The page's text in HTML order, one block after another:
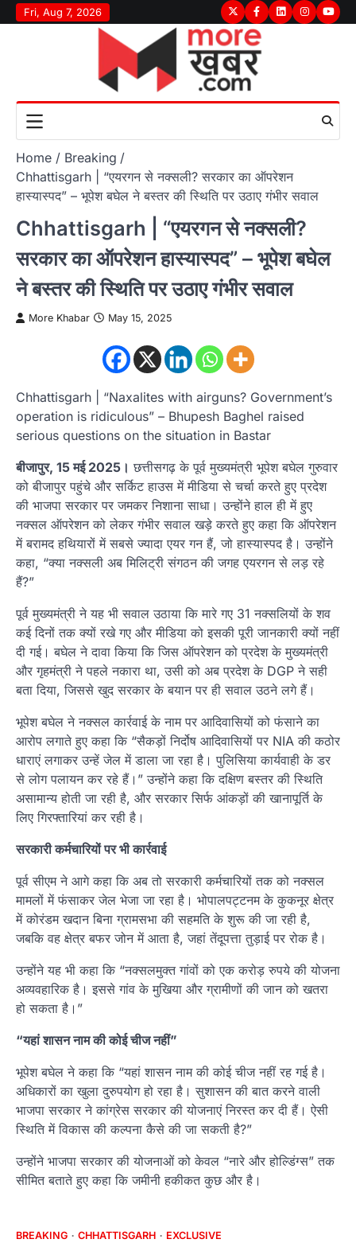
Skip
to
Fri, Aug 7, 2026 TwitterFacebook
LinkedInInstagram
Home
Breaking
Chhattisgarh | “एयरगन से नक्सली? सरकार का ऑपरेशन
हास्यास्पद” – भूपेश बघेल ने बस्तर की स्थिति पर उठाए गंभीर सवाल
Chhattisgarh | “एयरगन से नक्सली?
सरकार का ऑपरेशन हास्यास्पद” – भूपेश बघेल
ने बस्तर की स्थिति पर उठाए गंभीर सवाल
More Khabar May 15, 2025
Chhattisgarh | “Naxalites with airguns? Government’s
operation is ridiculous” – Bhupesh Baghel raised
serious questions on the situation in Bastar
बीजापुर, 15 मई 2025। छत्तीसगढ़ के पूर्व मुख्यमंत्री भूपेश बघेल गुरुवार
को बीजापुर पहुंचे और सर्किट हाउस में मीडिया से चर्चा करते हुए प्रदेश
की भाजपा सरकार पर जमकर निशाना साधा। उन्होंने हाल ही में हुए
नक्सल ऑपरेशन को लेकर गंभीर सवाल खड़े करते हुए कहा कि ऑपरेशन
में बरामद हथियारों में सबसे ज्यादा एयर गन हैं, जो हास्यास्पद है। उन्होंने
कहा, “क्या नक्सली अब मिलिट्री संगठन की जगह एयरगन से लड़ रहे
हैं?”
पूर्व मुख्यमंत्री ने यह भी सवाल उठाया कि मारे गए 31 नक्सलियों के शव
कई दिनों तक क्यों रखे गए और मीडिया को इसकी पूरी जानकारी क्यों नहीं
दी गई। बघेल ने दावा किया कि जिस ऑपरेशन को प्रदेश के मुख्यमंत्री
और गृहमंत्री ने पहले नकारा था, उसी को अब प्रदेश के DGP ने सही
बता दिया, जिससे खुद सरकार के बयान पर ही सवाल उठने लगे हैं।
भूपेश बघेल ने नक्सल कार्रवाई के नाम पर आदिवासियों को फंसाने का
आरोप लगाते हुए कहा कि “सैकड़ों निर्दोष आदिवासियों पर NIA की कठोर
धाराएं लगाकर उन्हें जेल में डाला जा रहा है। पुलिसिया कार्यवाही के डर
से लोग पलायन कर रहे हैं।” उन्होंने कहा कि दक्षिण बस्तर की स्थिति
असामान्य होती जा रही है, और सरकार सिर्फ आंकड़ों की खानापूर्ति के
लिए गिरफ्तारियां कर रही है।
सरकारी कर्मचारियों पर भी कार्रवाई
पूर्व सीएम ने आगे कहा कि अब तो सरकारी कर्मचारियों तक को नक्सल
मामलों में फंसाकर जेल भेजा जा रहा है। भोपालपट्टनम के कुकनूर क्षेत्र
में कोरंडम खदान बिना ग्रामसभा की सहमति के शुरू की जा रही है,
जबकि वह क्षेत्र बफर जोन में आता है, जहां तेंदूपत्ता तुड़ाई पर रोक है।
उन्होंने यह भी कहा कि “नक्सलमुक्त गांवों को एक करोड़ रुपये की योजना
अव्यवहारिक है। इससे गांव के मुखिया और ग्रामीणों की जान को खतरा
हो सकता है।”
“यहां शासन नाम की कोई चीज नहीं”
भूपेश बघेल ने कहा कि “यहां शासन नाम की कोई चीज नहीं रह गई है।
अधिकारों का खुला दुरुपयोग हो रहा है। सुशासन की बात करने वाली
भाजपा सरकार ने कांग्रेस सरकार की योजनाएं निरस्त कर दी हैं। ऐसी
स्थिति में विकास की कल्पना कैसे की जा सकती है?”
उन्होंने भाजपा सरकार की योजनाओं को केवल “नारे और होल्डिंग्स” तक
सीमित बताते हुए कहा कि जमीनी हकीकत कुछ और है।
BREAKING CHHATTISGARH EXCLUSIVE